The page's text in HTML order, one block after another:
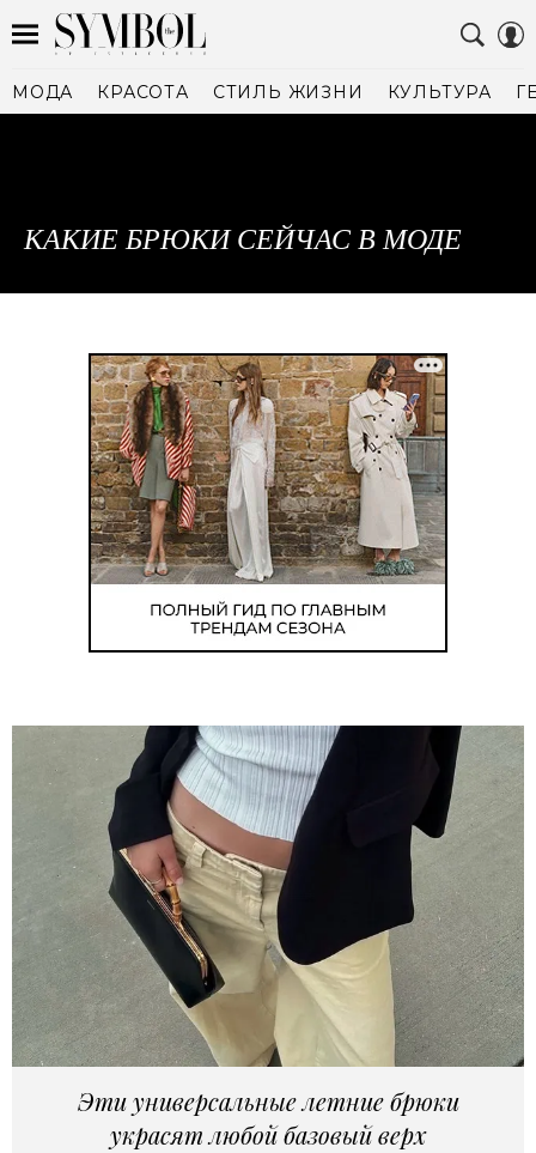
МОДА КРАСОТА СТИЛЬ ЖИЗНИ КУЛЬТУРА
КАКИЕ БРЮКИ СЕЙЧАС В МОДЕ
Эти универсальные летние брюки
украсят любой базовый верх